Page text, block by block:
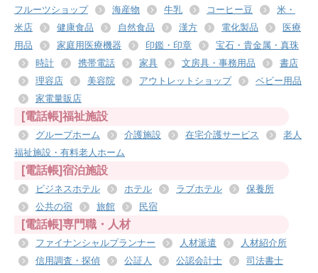
フルーツショップ
海産物 牛乳 コーヒー豆
米・
米店
健康食品 自然食品 漢方 電化製品
医療
用品
家庭用医療機器 印鑑・印章
宝石・貴金属・真珠
時計
携帯電話 家具 文房具・事務用品
書店
理容店
美容院 アウトレットショップ
ベビー用品
家電量販店
[電話帳]福祉施設
グループホーム 介護施設 在宅介護サービス
老人
福祉施設・有料老人ホーム
[電話帳]宿泊施設
ビジネスホテル ホテル ラブホテル
保養所
公共の宿
旅館 民宿
[電話帳]専門職・人材
ファイナンシャルプランナー 人材派遣
人材紹介所
信用調査・探偵
公証人 公認会計士
司法書士